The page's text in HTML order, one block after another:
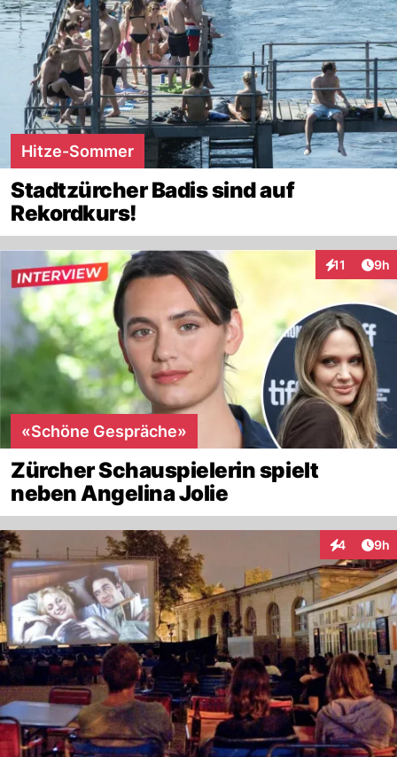
Hitze-Sommer
Stadtzürcher Badis sind auf
Rekordkurs!
11 9h
«Schöne Gespräche»
Zürcher Schauspielerin spielt
neben Angelina Jolie
4 9h